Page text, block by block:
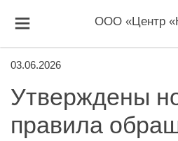
ООО «Центр
03.06.2026
Утверждены
правила